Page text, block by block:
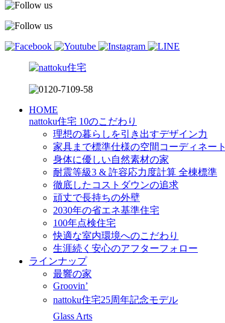
HOME
nattoku住宅 10のこだわり
理想の暮らしを引き出すデザイン力
家具まで標準仕様の空間コーディネート
身体に優しい自然素材の家
耐震等級3 & 許容応力度計算 全棟標準
徹底したコストダウンの追求
頑丈で長持ちの外壁
2030年の省エネ基準住宅
100年点検住宅
快適な室内環境へのこだわり
生涯続く安心のアフターフォロー
ラインナップ
最響の家
Groovin’
nattoku住宅25周年記念モデル
Glass Arts